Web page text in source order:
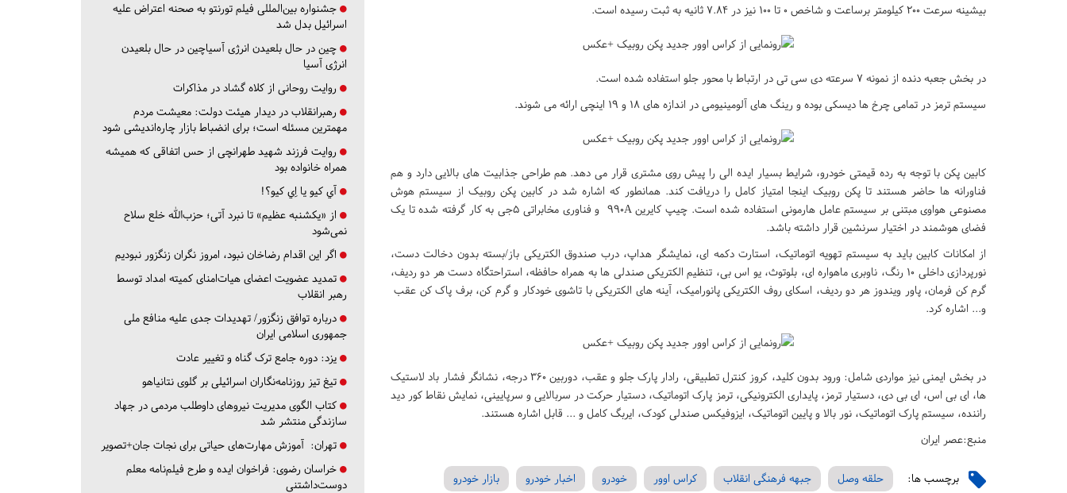
بیشینه سرعت ۲۰۰ کیلومتر برساعت و شاخص ۰ تا ۱۰۰ نیز در ۷.۸۴ ثانیه به ثبت رسیده است.
در بخش جعبه دنده از نمونه ۷ سرعته دی سی تی در ارتباط با محور جلو استفاده شده است.
سیستم ترمز در تمامی چرخ ها دیسکی بوده و رینگ های آلومینیومی در اندازه های ۱۸ و ۱۹ اینچی ارائه می شوند.
کابین پکن با توجه به رده قیمتی خودرو، شرایط بسیار ایده الی را پیش روی مشتری قرار می دهد. هم طراحی جذابیت های بالایی دارد و هم
فناورانه ها حاضر هستند تا پکن روبیک اینجا امتیاز کامل را دریافت کند. همانطور که اشاره شد در کابین پکن روبیک از سیستم هوش
مصنوعی هواوی مبتنی بر سیستم عامل هارمونی استفاده شده است. چیپ کایرین ۹۹۰A و فناوری مخابراتی ۵جی به کار گرفته شده تا یک
فضای هوشمند در اختیار سرنشین قرار داشته باشد.
از امکانات کابین باید به سیستم تهویه اتوماتیک، استارت دکمه ای، نمایشگر هداپ، درب صندوق الکتریکی باز/بسته بدون دخالت دست،
نورپردازی داخلی ۱۰ رنگ، ناوبری ماهواره ای، بلوتوث، یو اس بی، تنظیم الکتریکی صندلی ها به همراه حافظه، استراحتگاه دست هر دو ردیف،
گرم کن فرمان، پاور ویندوز هر دو ردیف، اسکای روف الکتریکی پانورامیک، آینه های الکتریکی با تاشوی خودکار و گرم کن، برف پاک کن عقب
و... اشاره کرد.
در بخش ایمنی نیز مواردی شامل: ورود بدون کلید، کروز کنترل تطبیقی، رادار پارک جلو و عقب، دوربین ۳۶۰ درجه، نشانگر فشار باد لاستیک
ها، ای بی اس، ای بی دی، دستیار ترمز، پایداری الکترونیکی، ترمز پارک اتوماتیک، دستیار حرکت در سربالایی و سرپایینی، نمایش نقاط کور دید
راننده، سیستم پارک اتوماتیک، نور بالا و پایین اتوماتیک، ایزوفیکس صندلی کودک، ایربگ کامل و ... قابل اشاره هستند.
منبع:عصر ایران
برچسب ها: حلقه وصل جبهه فرهنگی انقلاب کراس اوور خودرو اخبار خودرو بازار خودرو
جشنواره بین‌المللی فیلم تورنتو به صحنه اعتراض علیه
اسرائیل بدل شد
چین در حال بلعیدن انرژی آسیاچین در حال بلعیدن
انرژی آسیا
روایت روحانی از کلاه گشاد در مذاکرات
رهبرانقلاب در دیدار هیئت دولت: معیشت مردم
مهمترین مسئله است؛ برای انضباط بازار چاره‌اندیشی شود
روایت فرزند شهید طهرانچی از حس اتفاقی که همیشه
همراه خانواده بود
آي كيو يا اِي كيو؟!
از «یکشنبه عظیم» تا نبرد آتی؛ حزب‌الله خلع سلاح
نمی‌شود
اگر این اقدام رضاخان نبود، امروز نگران زنگزور نبودیم
تمدید عضویت اعضای هیات‌امنای کمیته امداد توسط
رهبر انقلاب
درباره توافق زنگزور/ تهدیدات جدی علیه منافع ملی
جمهوری اسلامی ایران
یزد: دوره جامع ترک گناه و تغییر عادت
تیغ تیز روزنامه‌نگاران اسرائیلی بر گلوی نتانیاهو
کتاب الگوی مدیریت نیروهای داوطلب مردمی در جهاد
سازندگی منتشر شد
تهران: آموزش مهارت‌های حیاتی برای نجات جان+تصویر
خراسان رضوی: فراخوان ایده و طرح فیلم‌نامه معلم
دوست‌داشتنی